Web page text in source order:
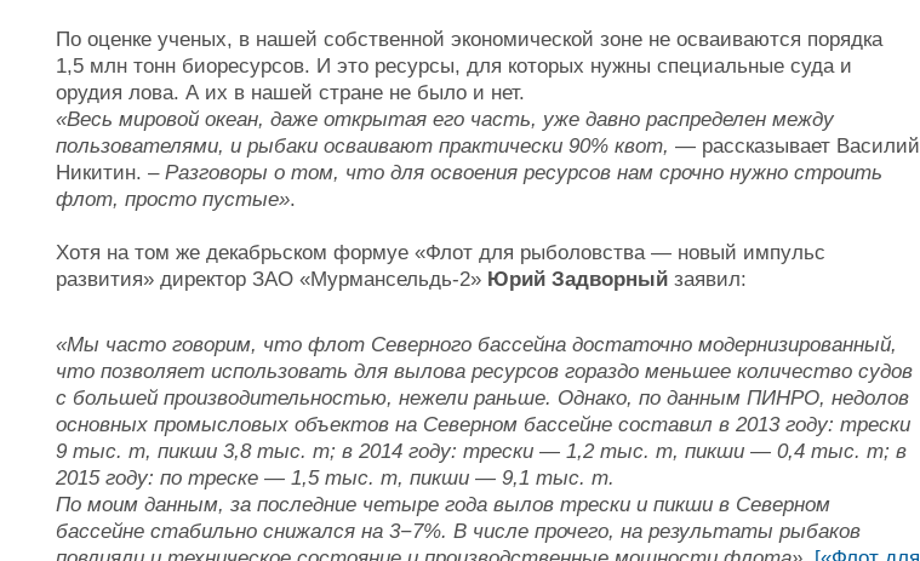
По оценке ученых, в нашей собственной экономической зоне не осваиваются порядка
1,5 млн тонн биоресурсов. И это ресурсы, для которых нужны специальные суда и
орудия лова. А их в нашей стране не было и нет.
«Весь мировой океан, даже открытая его часть, уже давно распределен между
пользователями, и рыбаки осваивают практически 90% квот, — рассказывает Василий
Никитин. –Разговоры о том, что для освоения ресурсов нам срочно нужно строить
флот, просто пустые».
Хотя на том же декабрьском формуе «Флот для рыболовства — новый импульс
развития» директор ЗАО «Мурмансельдь-2» Юрий Задворный заявил:
«Мы часто говорим, что флот Северного бассейна достаточно модернизированный,
что позволяет использовать для вылова ресурсов гораздо меньшее количество судов
с большей производительностью, нежели раньше. Однако, по данным ПИНРО, недолов
основных промысловых объектов на Северном бассейне составил в 2013 году: трески
9 тыс. т, пикши 3,8 тыс. т; в 2014 году: трески — 1,2 тыс. т, пикши — 0,4 тыс. т; в
2015 году: по треске — 1,5 тыс. т, пикши — 9,1 тыс. т.
По моим данным, за последние четыре года вылов трески и пикши в Северном
бассейне стабильно снижался на 3−7%. В числе прочего, на результаты рыбаков